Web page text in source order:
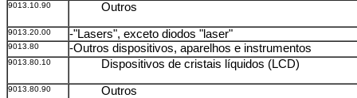
9013.10.90 Outros
9013.20.00 -"Lasers", exceto diodos "laser"
9013.80 -Outros dispositivos, aparelhos e instrumentos
9013.80.10 Dispositivos de cristais líquidos (LCD)
9013.80.90 Outros